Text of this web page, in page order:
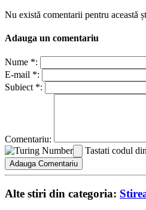
Nu există comentarii pentru această
Adauga un comentariu
Nume *:
E-mail *:
Subiect *:
Comentariu:
Tastati codul
Alte stiri din categoria: